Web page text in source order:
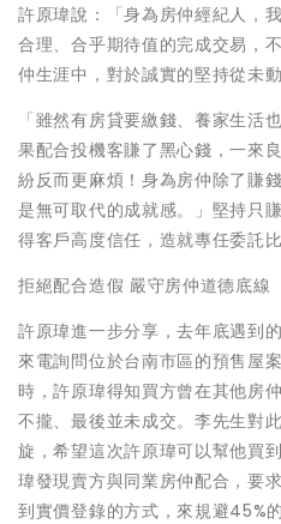
許原瑋說：「身為房仲經紀人，
合理、合乎期待值的完成交易，
仲生涯中，對於誠實的堅持從未
「雖然有房貸要繳錢、養家生活
果配合投機客賺了黑心錢，一來
紛反而更麻煩！身為房仲除了賺
是無可取代的成就感。」堅持只
得客戶高度信任，造就專任委託比
拒絕配合造假 嚴守房仲道德底線
許原瑋進一步分享，去年底遇到
來電詢問位於台南市區的預售屋
時，許原瑋得知買方曾在其他房
不攏、最後並未成交。李先生對
旋，希望這次許原瑋可以幫他買
瑋發現賣方與同業房仲配合，要
到實價登錄的方式，來規避45%